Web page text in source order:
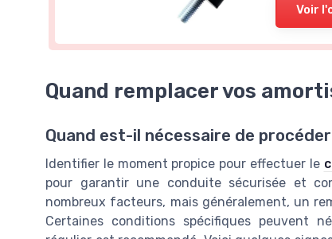
Voir
Quand remplacer vos
Quand est-il nécessaire de
Identifier le moment propice pour effectuer le
pour garantir une conduite sécurisée et
nombreux facteurs, mais généralement, un
Certaines conditions spécifiques peuvent